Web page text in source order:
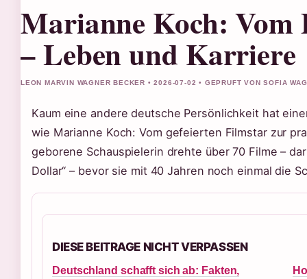
Marianne Koch:
– Leben und Karriere
LEON MARVIN WAGNER BECKER • 2026-07-02 • GEPRUFT VON SOFIA
Kaum eine andere deutsche Persönlichkeit hat
wie Marianne Koch: Vom gefeierten Filmstar zur
geborene Schauspielerin drehte über 70 Filme –
Dollar“ – bevor sie mit 40 Jahren noch einmal die
DIESE BEITRAGE NICHT VERPASSEN
Deutschland schafft sich ab: Fakten,